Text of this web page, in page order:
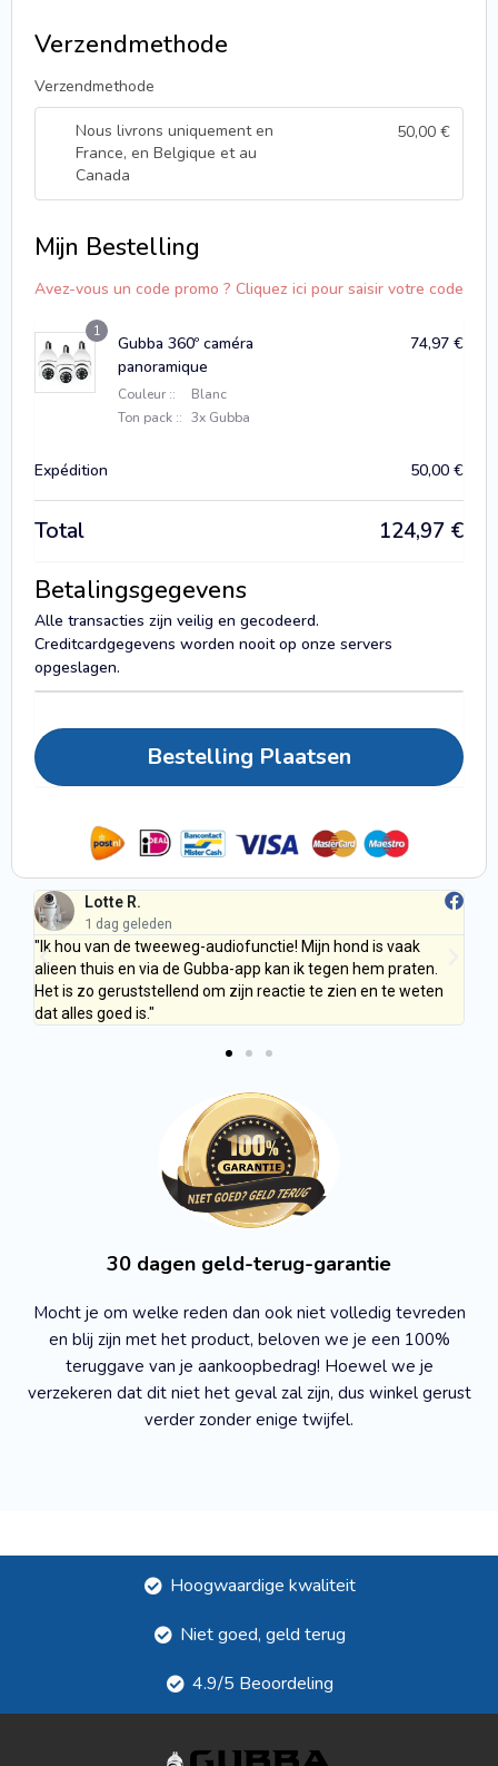
Verzendmethode
Verzendmethode
Nous livrons uniquement en
France, en Belgique et au
Canada
50,00 €
Mijn Bestelling
Avez-vous un code promo ? Cliquez ici pour saisir votre code
1
Gubba 360º caméra
panoramique
Couleur ::
Blanc
Ton pack :: 3x Gubba
74,97 €
Expédition 50,00 €
Total 124,97 €
Betalingsgegevens
Alle transacties zijn veilig en gecodeerd.
Creditcardgegevens worden nooit op onze servers
opgeslagen.
Bestelling Plaatsen
Lotte R.
1 dag geleden
"Ik hou van de tweeweg-audiofunctie! Mijn hond is vaak
alleen thuis en via de Gubba-app kan ik tegen hem praten.
Het is zo geruststellend om zijn reactie te zien en te weten
dat alles goed is."
30 dagen geld-terug-garantie
Mocht je om welke reden dan ook niet volledig tevreden
en blij zijn met het product, beloven we je een 100%
teruggave van je aankoopbedrag! Hoewel we je
verzekeren dat dit niet het geval zal zijn, dus winkel gerust
verder zonder enige twijfel.
Hoogwaardige kwaliteit
Niet goed, geld terug
4.9/5 Beoordeling